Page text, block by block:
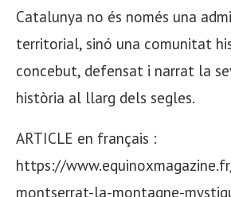
Catalunya no és només una
territorial, sinó una comunitat
concebut, defensat i narrat la
història al llarg dels segles.
ARTICLE en français :
https://
montserrat-la-montagne-